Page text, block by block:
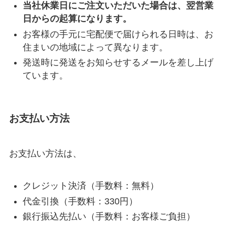
当社休業日にご注文いただいた場合は、翌営業
日からの起算になります。
お客様の手元に宅配便で届けられる日時は、お
住まいの地域によって異なります。
発送時に発送をお知らせするメールを差し上げ
ています。
お支払い方法
お支払い方法は、
クレジット決済（手数料：無料）
代金引換（手数料：330円）
銀行振込先払い（手数料：お客様ご負担）